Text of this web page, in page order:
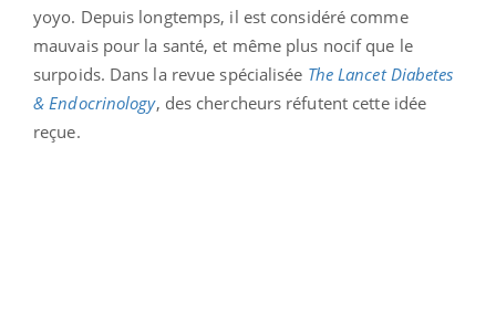
yoyo. Depuis longtemps, il est considéré comme
mauvais pour la santé, et même plus nocif que le
surpoids. Dans la revue spécialisée The Lancet Diabetes
& Endocrinology, des chercheurs réfutent cette idée
reçue.